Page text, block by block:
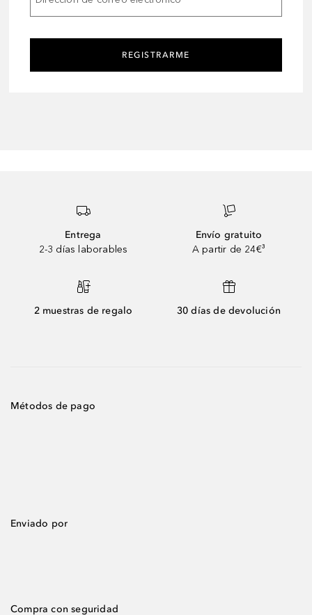
REGISTRARME
Entrega
2-3 días laborables
Envío gratuito
A partir de 24€³
2 muestras de regalo 30 días de devolución
Métodos de pago
Enviado por
Compra con seguridad